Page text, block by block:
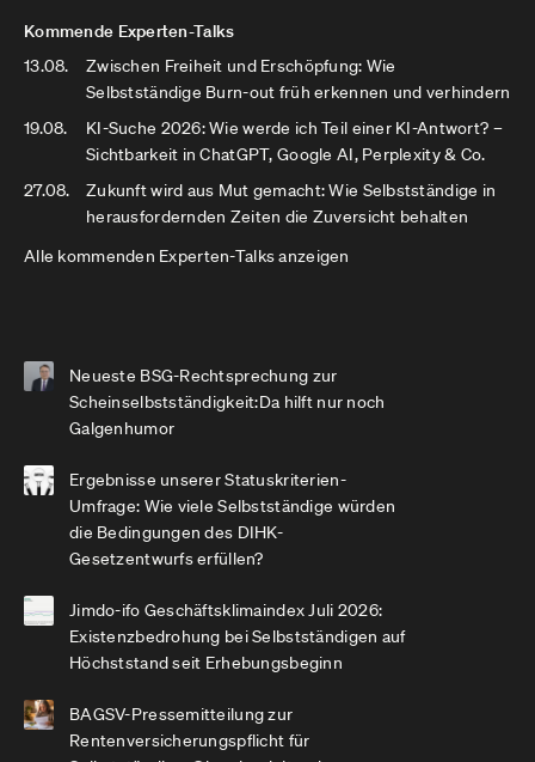
Kommende Experten-Talks
13.08.
Zwischen Freiheit und Erschöpfung: Wie
Selbstständige Burn-out früh erkennen und verhindern
19.08.
KI-Suche 2026: Wie werde ich Teil einer KI-Antwort? –
Sichtbarkeit in ChatGPT, Google AI, Perplexity & Co.
27.08.
Zukunft wird aus Mut gemacht: Wie Selbstständige in
herausfordernden Zeiten die Zuversicht behalten
Alle kommenden Experten-Talks anzeigen
Neueste BSG-Rechtsprechung zur
Scheinselbstständigkeit:Da hilft nur noch
Galgenhumor
Ergebnisse unserer Statuskriterien-
Umfrage: Wie viele Selbstständige würden
die Bedingungen des DIHK-
Gesetzentwurfs erfüllen?
Jimdo-ifo Geschäftsklimaindex Juli 2026:
Existenzbedrohung bei Selbstständigen auf
Höchststand seit Erhebungsbeginn
BAGSV-Pressemitteilung zur
Rentenversicherungspflicht für